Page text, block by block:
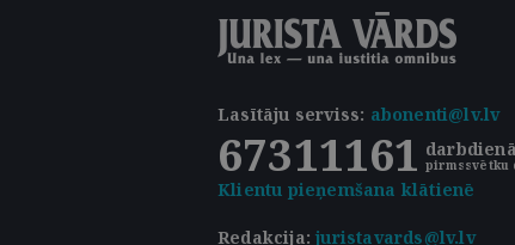
Lasītāju serviss: abonenti@lv.lv
67311161 pirmssvētku
Klientu pieņemšana klātienē
Redakcija:juristavards@lv.lv